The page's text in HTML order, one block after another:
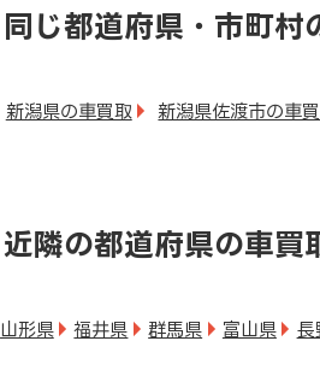
同じ都道府県・市町村
新潟県の車買取 新潟県佐渡市の車
近隣の都道府県の車買
山形県 福井県 群馬県 富山県 長